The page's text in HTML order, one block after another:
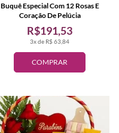
COMPRAR
3x de R$ 63,84
R$191,53
Buquê Especial Com 12 Rosas E
Coração De Pelúcia